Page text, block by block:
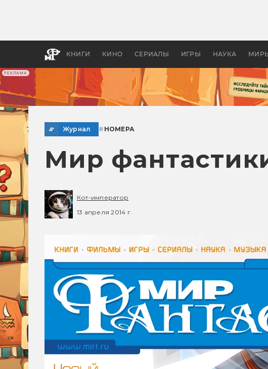
РЕКЛАМА
КНИГИ КИНО СЕРИАЛЫ ИГРЫ НАУКА
апокалипсис, в
Журнал # НОМЕРА
Мир
Кот-император
13 апреля 2014 г.